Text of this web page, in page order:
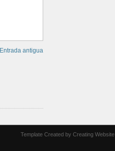
Entrada antigua
Template Created by Creating Website